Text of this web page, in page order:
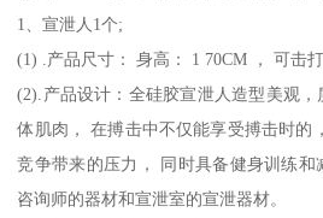
1、宣泄人1个;
(1) .产品尺寸： 身高： 1 70CM ， 可击打
(2).产品设计：全硅胶宣泄人造型美观，
体肌肉， 在搏击中不仅能享受搏击时的
竞争带来的压力， 同时具备健身训练和
咨询师的器材和宣泄室的宣泄器材。